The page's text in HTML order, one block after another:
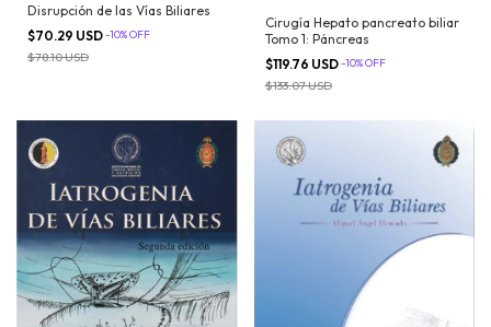
Disrupción de las Vías Biliares
$70.29 USD-10%OFF
$78.10 USD
Cirugía Hepato pancreato biliar
Tomo 1: Páncreas
$119.76 USD-10%OFF
$133.07 USD